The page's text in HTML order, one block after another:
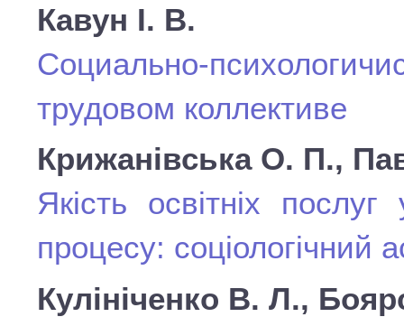
Кавун І. В.
Социально-
трудовом коллективе
Крижанівська О. П.,
Якість освітніх
процесу: соціологічний
Кулініченко В. Л.,